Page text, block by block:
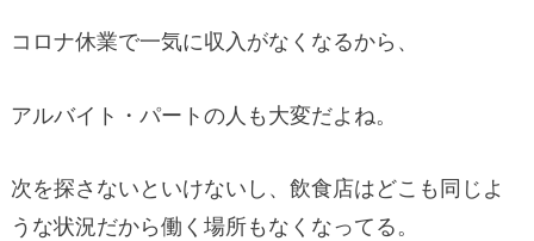
コロナ休業で一気に収入がなくなるから、
アルバイト・パートの人も大変だよね。
次を探さないといけないし、飲食店はどこも同じよ
うな状況だから働く場所もなくなってる。